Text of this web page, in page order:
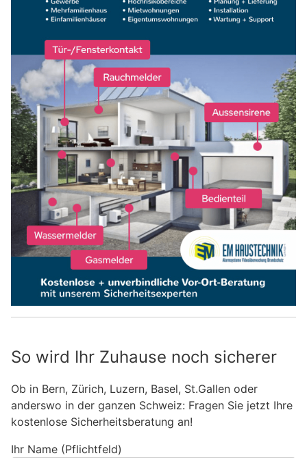
So wird Ihr Zuhause noch sicherer
Ob in Bern, Zürich, Luzern, Basel, St.Gallen oder
anderswo in der ganzen Schweiz: Fragen Sie jetzt Ihre
kostenlose Sicherheitsberatung an!
Ihr Name (Pflichtfeld)